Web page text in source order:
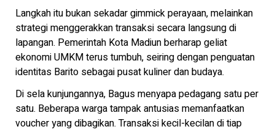
Langkah itu bukan sekadar gimmick perayaan, melainkan
strategi menggerakkan transaksi secara langsung di
lapangan. Pemerintah Kota Madiun berharap geliat
ekonomi UMKM terus tumbuh, seiring dengan penguatan
identitas Barito sebagai pusat kuliner dan budaya.
Di sela kunjungannya, Bagus menyapa pedagang satu per
satu. Beberapa warga tampak antusias memanfaatkan
voucher yang dibagikan. Transaksi kecil-kecilan di tiap